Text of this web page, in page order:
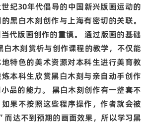
纪30年代倡导的中国新兴版画运动的
黑白木刻创作与上海有密切的关联。
代版画创作的重镇。 通过版画的基础
木刻赏析与创作课程的教学，不仅能
特色的美术资源对本科生进行美育教
本科生欣赏黑白木刻与亲自动手创作
品的能力。 黑白木刻创作有一整套不
果不按照这些程序操作，作者就会被
达不到预期的画面效果，所以学习黑